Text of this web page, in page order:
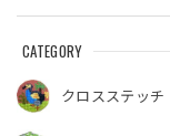
CATEGORY
クロスステッチ